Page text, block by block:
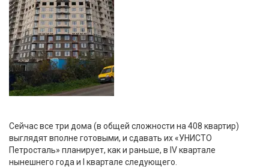
Сейчас все три дома (в общей сложности на 408 квартир)
выглядят вполне готовыми, и сдавать их «УНИСТО
Петросталь» планирует, как и раньше, в IV квартале
нынешнего года и I квартале следующего.